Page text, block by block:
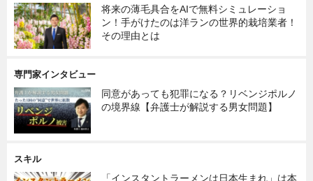
将来の薄毛具合をAIで無料シミュレーショ
ン！手がけたのは洋ランの世界的栽培業者！
その理由とは
専門家インタビュー
同意があっても犯罪になる？リベンジポルノ
の境界線【弁護士が解説する男女問題】
スキル
「インスタントラーメンは日本生まれ」は本